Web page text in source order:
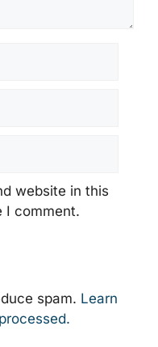
website in this
I comment.
spam. Learn